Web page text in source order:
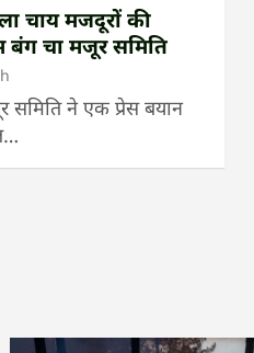
चाय मजदूरों की
बंग चा मजूर समिति
समिति ने एक प्रेस बयान